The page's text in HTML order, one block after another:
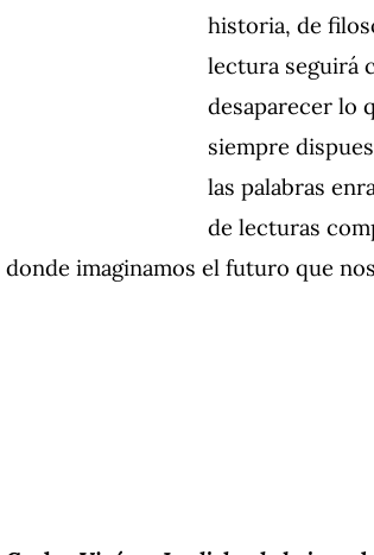
historia, de
lectura seguirá
desaparecer lo
siempre
las palabras
de lecturas
donde imaginamos el futuro que nos